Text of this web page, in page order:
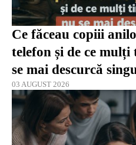
Ce făceau copiii
telefon și de ce
se mai descurcă
03 AUGUST 2026